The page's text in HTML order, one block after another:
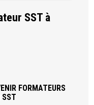
SST à
FORMATEURS
SST